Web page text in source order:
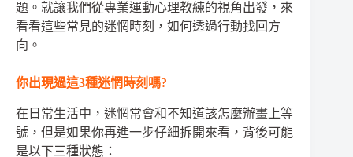
題。就讓我們從專業運動心理教練的視角出發，來
看看這些常見的迷惘時刻，如何透過行動找回方
向。
你出現過這3種迷惘時刻嗎?
在日常生活中，迷惘常會和不知道該怎麼辦畫上等
號，但是如果你再進一步仔細拆開來看，背後可能
是以下三種狀態：